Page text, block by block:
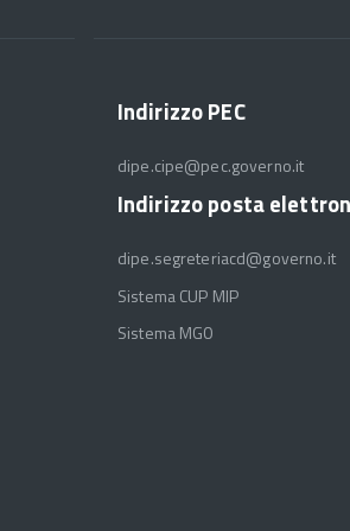
Indirizzo PEC
dipe.cipe@pec.governo.it
Indirizzo posta
dipe.segreteriacd@governo.it
Sistema CUP MIP
Sistema MGO